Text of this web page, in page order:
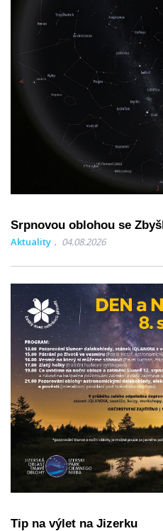
Srpnovou oblohou se
Aktuality 04.08.2026
Tip na výlet na Jizerku